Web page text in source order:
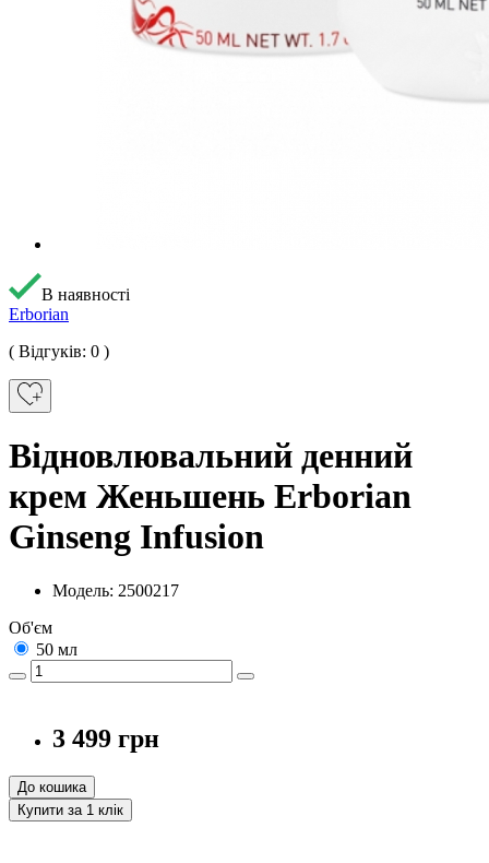
В наявності
Erborian
( Відгуків: 0 )
Відновлювальний денний
крем Женьшень Erborian
Ginseng Infusion
Модель: 2500217
Об'єм
50 мл
3 499 грн
До кошика
Купити за 1 клiк